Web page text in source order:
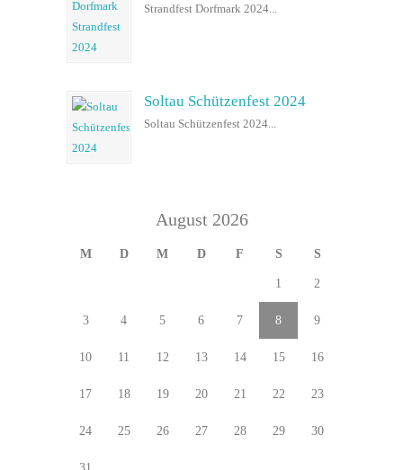
Strandfest Dorfmark 2024...
Soltau Schützenfest 2024
Soltau Schützenfest 2024...
August 2026
M D M D F S S
1 2
3 4 5 6 7 8 9
10 11 12 13 14 15 16
17 18 19 20 21 22 23
24 25 26 27 28 29 30